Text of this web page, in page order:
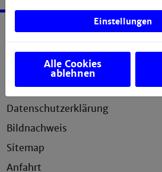
Impressum
Erklärung zur Barrierefreiheit
Datenschutzerklärung
Bildnachweis
Sitemap
Anfahrt
Einstellungen
Alle Cookies
ablehnen